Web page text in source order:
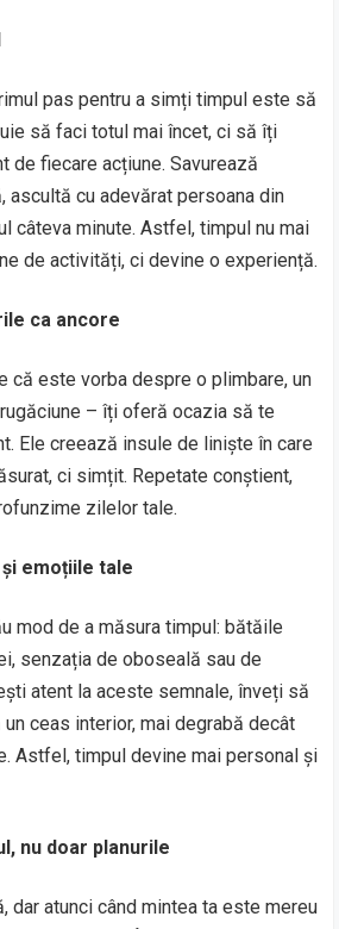
pas pentru a simți timpul este să
să faci totul mai încet, ci să îți
de fiecare acțiune. Savurează
ascultă cu adevărat persoana din
câteva minute. Astfel, timpul nu mai
de activități, ci devine o experiență.
ca ancore
că este vorba despre o plimbare, un
– îți oferă ocazia să te
Ele creează insule de liniște în care
ci simțit. Repetate conștient,
zilelor tale.
emoțiile tale
mod de a măsura timpul: bătăile
senzația de oboseală sau de
atent la aceste semnale, înveți să
ceas interior, mai degrabă decât
Astfel, timpul devine mai personal și
nu doar planurile
dar atunci când mintea ta este mereu